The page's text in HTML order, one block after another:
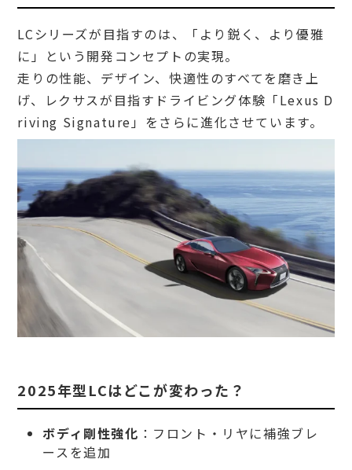
LCシリーズが目指すのは、「より鋭く、より優雅
に」という開発コンセプトの実現。
走りの性能、デザイン、快適性のすべてを磨き上
げ、レクサスが目指すドライビング体験「Lexus D
riving Signature」をさらに進化させています。
2025年型LCはどこが変わった？
ボディ剛性強化 ：フロント・リヤに補強ブレ
ースを追加